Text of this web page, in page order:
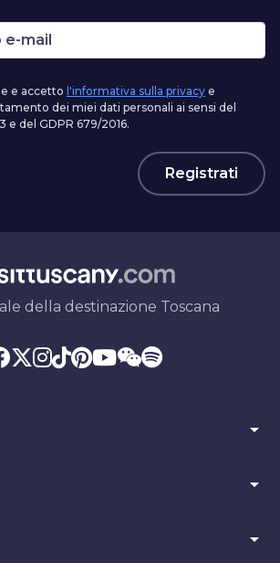
e accetto l'informativa sulla privacy e
dei miei dati personali ai sensi del
e del GDPR 679/2016.
Registrati
della destinazione Toscana
arrow_drop_down
arrow_drop_down
arrow_drop_down